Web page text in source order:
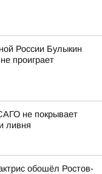
России Булыкин
проиграет
не покрывает
ливня
обошёл Ростов-